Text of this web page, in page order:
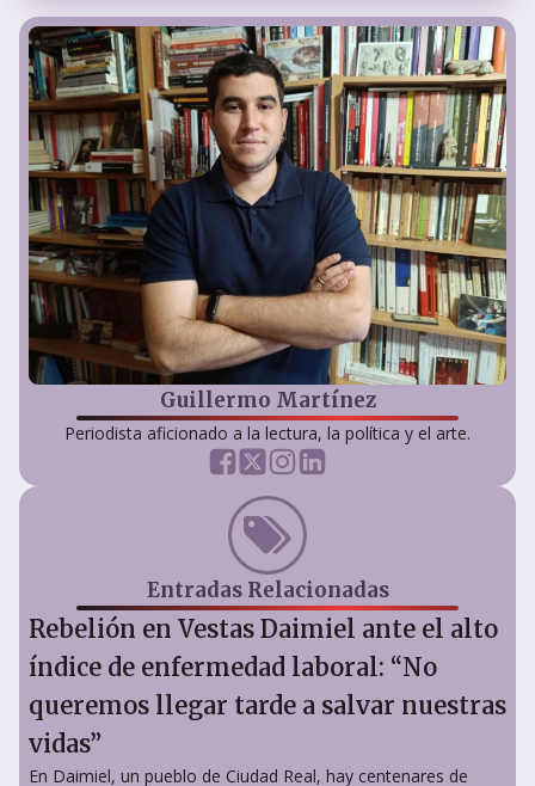
Guillermo Martínez
Periodista aficionado a la lectura, la política y el arte.
Entradas Relacionadas
Rebelión en Vestas Daimiel ante el alto
índice de enfermedad laboral: “No
queremos llegar tarde a salvar nuestras
vidas”
En Daimiel, un pueblo de Ciudad Real, hay centenares de